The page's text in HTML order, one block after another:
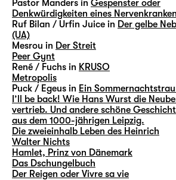
Pastor Manders in Gespenster oder
Denkwürdigkeiten eines Nervenkranken
Ruf Bilan / Urfin Juice in Der gelbe
(UA)
Mesrou in Der Streit
Peer Gynt
René / Fuchs in KRUSO
Metropolis
Puck / Egeus in Ein
I’ll be back! Wie Hans Wurst die
vertrieb. Und andere schöne
aus dem 1000-jährigen Leipzig.
Die zweieinhalb Leben des Heinrich
Walter Nichts
Hamlet, Prinz von Dänemark
Das Dschungelbuch
Der Reigen oder Vivre sa vie